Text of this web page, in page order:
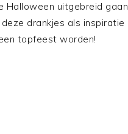
Halloween uitgebreid gaan
drankjes als inspiratie
topfeest worden!